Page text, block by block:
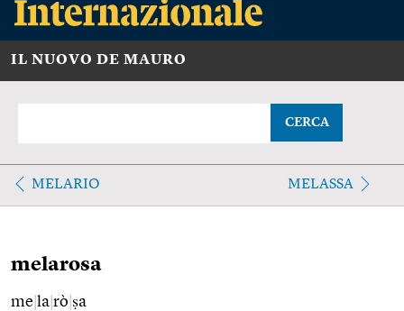
IL NUOVO DE MAURO
CERCA
MELARIO MELASSA
melarosa
me la rò ṣa